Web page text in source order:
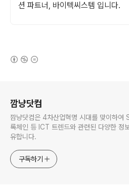
션 파트너, 바이텍씨스템 입니다.
깜냥닷컴
깜냥닷컴은 4차산업혁명 시대를 맞이하
록체인 등 ICT 트렌드와 관련된 다양한 정
유합니다.
구독하기